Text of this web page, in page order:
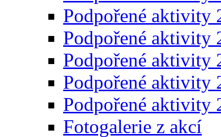
Podpořené aktivity
Podpořené aktivity
Podpořené aktivity
Podpořené aktivity
Podpořené aktivity
Fotogalerie z akcí